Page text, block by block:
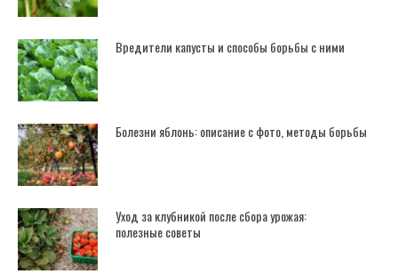
Вредители капусты и способы борьбы с ними
Болезни яблонь: описание с фото, методы борьбы
Уход за клубникой после сбора урожая:
полезные советы